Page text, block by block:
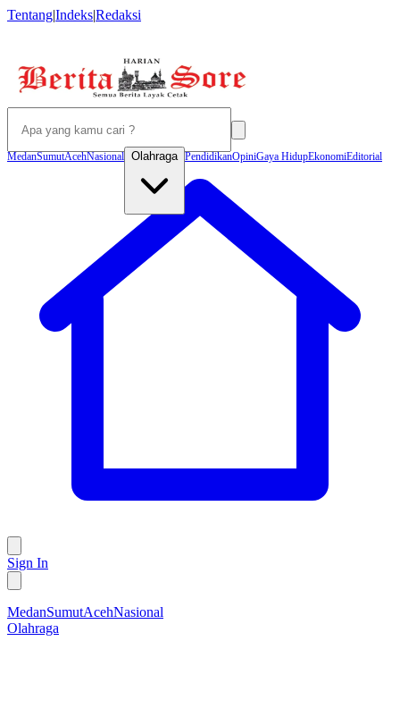
Tentang|Indeks|Redaksi
MedanSumutAcehNasional Olahraga PendidikanOpiniGaya HidupEkonomiEditorial
Sign In
MedanSumutAcehNasional
Olahraga